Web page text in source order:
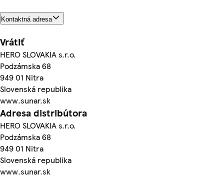
Kontaktná adresa
Vrátiť
HERO SLOVAKIA s.r.o.
Podzámska 68
949 01 Nitra
Slovenská republika
www.sunar.sk
Adresa distribútora
HERO SLOVAKIA s.r.o.
Podzámska 68
949 01 Nitra
Slovenská republika
www.sunar.sk